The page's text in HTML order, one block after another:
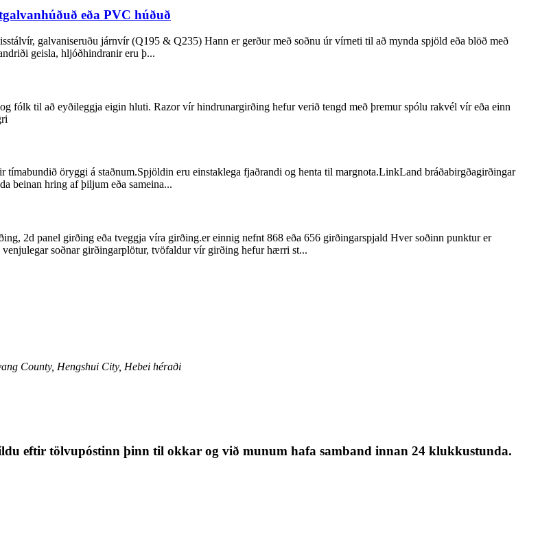
eða PVC húðuð
galvaniseruðu járnvír (Q195 & Q235) Hann er gerður með soðnu úr vírneti til að mynda spjöld eða blöð með
geisla, hljóðhindranir eru þ...
fólk til að eyðileggja eigin hluti. Razor vír hindrunargirðing hefur verið tengd með þremur spólu rakvél vír eða einn
öryggi á staðnum.Spjöldin eru einstaklega fjaðrandi og henta til margnota.LinkLand bráðabirgðagirðingar
beinan hring af þiljum eða sameina...
2d panel girðing eða tveggja víra girðing.er einnig nefnt 868 eða 656 girðingarspjald Hver soðinn punktur er
soðnar girðingarplötur, tvöfaldur vír girðing hefur hærri st...
County, Hengshui City, Hebei héraði
eftir tölvupóstinn þinn til okkar og við munum hafa samband innan 24 klukkustunda.